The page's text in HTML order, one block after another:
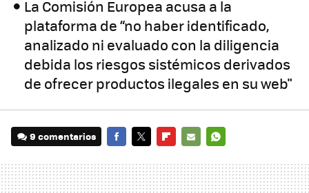
La Comisión Europea acusa a la
plataforma de “no haber identificado,
analizado ni evaluado con la diligencia
debida los riesgos sistémicos derivados
de ofrecer productos ilegales en su web"
9 comentarios
MAIL